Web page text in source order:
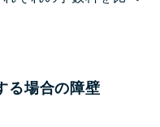
る場合の障壁